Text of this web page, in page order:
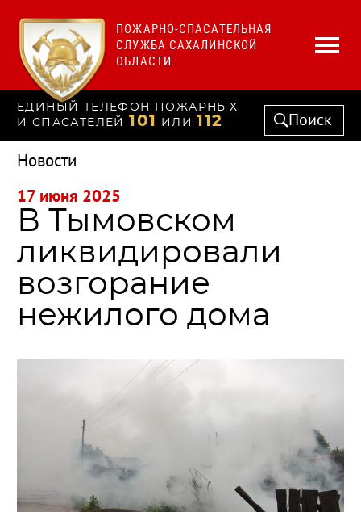
ПОЖАРНО-СПАСАТЕЛЬНАЯ
СЛУЖБА САХАЛИНСКОЙ
ОБЛАСТИ
ЕДИНЫЙ ТЕЛЕФОН ПОЖАРНЫХ
И СПАСАТЕЛЕЙ 101 ИЛИ 112 Поиск
Новости
В Тымовском
ликвидировали
возгорание
нежилого дома
17 июня 2025